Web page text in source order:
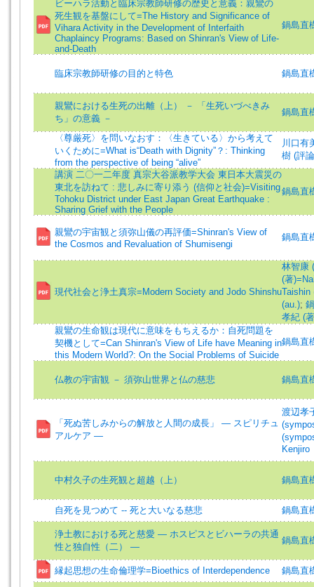
ビーハラ活動と臨床宗教師研修の歴史と意義：親鸞の
死生観を基盤にして=The History and Significance of
Vihara Activity in the Development of Interfaith
Chaplaincy Programs: Based on Shinran's View of Life-
and-Death
鍋島直
臨床宗教師研修の目的と特色 鍋島直
親鸞における生死の出離（上） － 「生死いづべきみ
ち」の意義 －
鍋島直
〈尊厳死〉を問いなおす：〈生きている〉から考えて
いくために=What is“Death with Dignity”？: Thinking
from the perspective of being “alive”
川口有
樹 (評
講演 二〇一二年度 真宗大谷派教学大会 東日本大震災の
東北を訪ねて : 悲しみに寄り添う (信仰と社会)=Visiting
Tohoku District under East Japan Great Earthquake :
Sharing Grief with the People
鍋島直
親鸞の宇宙観と須弥山儀の再評価=Shinran's View of
the Cosmos and Revaluation of Shumisengi
鍋島直
現代社会と浄土真宗=Modern Society and Jodo Shinshu
林智康
(著
Taishin
(au.);
孝紀 (
親鸞の生命観は現代に意味をもちえるか：自死問題を
契機として=Can Shinran's View of Life have Meaning in
this Modern World?: On the Social Problems of Suicide
鍋島直
仏教の宇宙観 － 須弥山世界と仏の慈悲 鍋島直
「死ぬ苦しみからの解放と人間の成長」 ― スピリチュ
アルケア ―
渡辺孝
Kenjiro
中村久子の生死観と超越（上） 鍋島直
自死を見つめて -- 死と大いなる慈悲 鍋島直
浄土教における死と慈愛 ― ホスピスとビハーラの共通
性と独自性（二） ―
鍋島直
縁起思想の生命倫理学=Bioethics of Interdependence 鍋島直